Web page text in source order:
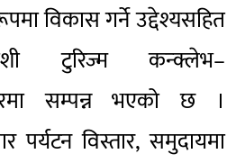
विकास गर्ने उद्देश्यसहित
टुरिज्म कन्क्लेभ–
सम्पन्न भएको छ ।
पर्यटन विस्तार, समुदायमा